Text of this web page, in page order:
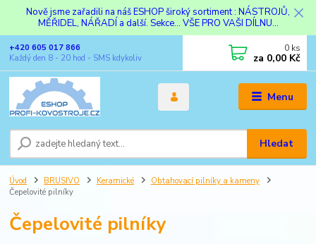
Nově jsme zařadili na náš ESHOP široký sortiment : NÁSTROJŮ,
MĚŘIDEL, NÁŘADÍ a další. Sekce... VŠE PRO VAŠI DÍLNU...
Menu
Hledat
+420 605 017 866
Každý den 8 - 20 hod - SMS kdykoliv
0 ks
za 0,00 Kč
Úvod BRUSIVO Keramické
Obtahovací pilníky a kameny
Čepelovité pilníky
Čepelovité pilníky